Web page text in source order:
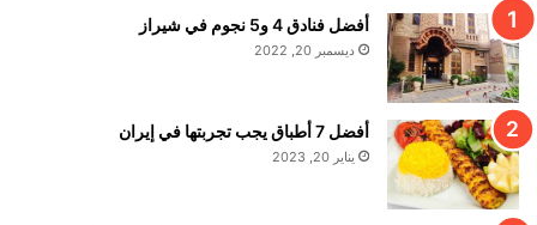
أفضل فنادق 4 و5 نجوم في شيراز
ديسمبر 20, 2022
أفضل 7 أطباق يجب تجربتها في إيران
يناير 20, 2023